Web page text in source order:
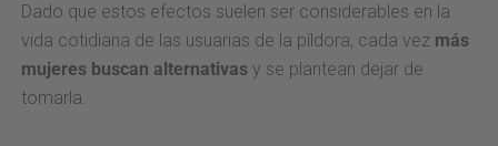
Dado que estos efectos suelen ser considerables en la
vida cotidiana de las usuarias de la píldora, cada vez más
mujeres buscan alternativasy se plantean dejar de
tomarla.